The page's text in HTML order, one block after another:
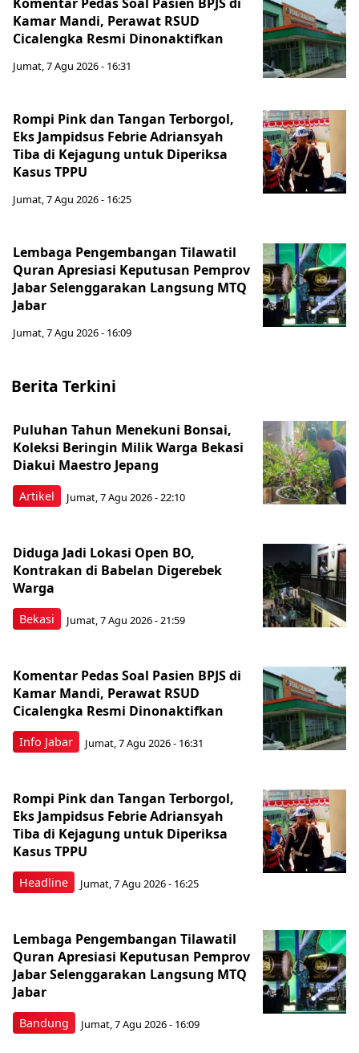
Kamar Mandi, Perawat RSUD
Cicalengka Resmi Dinonaktifkan
Jumat, 7 Agu 2026 - 16:31
Rompi Pink dan Tangan Terborgol,
Eks Jampidsus Febrie Adriansyah
Tiba di Kejagung untuk Diperiksa
Kasus TPPU
Jumat, 7 Agu 2026 - 16:25
Lembaga Pengembangan Tilawatil
Quran Apresiasi Keputusan Pemprov
Jabar Selenggarakan Langsung MTQ
Jabar
Jumat, 7 Agu 2026 - 16:09
Berita Terkini
Artikel
Puluhan Tahun Menekuni Bonsai,
Koleksi Beringin Milik Warga Bekasi
Diakui Maestro Jepang
Jumat, 7 Agu 2026 - 22:10
Bekasi
Diduga Jadi Lokasi Open BO,
Kontrakan di Babelan Digerebek
Warga
Jumat, 7 Agu 2026 - 21:59
Info Jabar
Komentar Pedas Soal Pasien BPJS di
Kamar Mandi, Perawat RSUD
Cicalengka Resmi Dinonaktifkan
Jumat, 7 Agu 2026 - 16:31
Headline
Rompi Pink dan Tangan Terborgol,
Eks Jampidsus Febrie Adriansyah
Tiba di Kejagung untuk Diperiksa
Kasus TPPU
Jumat, 7 Agu 2026 - 16:25
Bandung
Lembaga Pengembangan Tilawatil
Quran Apresiasi Keputusan Pemprov
Jabar Selenggarakan Langsung MTQ
Jabar
Jumat, 7 Agu 2026 - 16:09